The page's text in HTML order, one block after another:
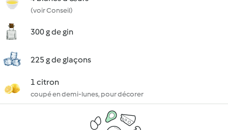
(voir Conseil)
300 g de gin
225 g de glaçons
1 citron
coupé en demi-lunes, pour décorer